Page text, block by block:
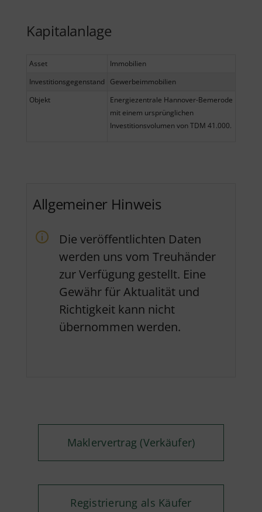
Kapitalanlage
Asset
Immobilien
Investitionsgegenstand
Gewerbeimmobilien
Objekt
Energiezentrale Hannover-Bemerode
mit einem ursprünglichen
Investitionsvolumen von TDM 41.000.
Allgemeiner Hinweis
Die veröffentlichten Daten
werden uns vom Treuhänder
zur Verfügung gestellt. Eine
Gewähr für Aktualität und
Richtigkeit kann nicht
übernommen werden.
Maklervertrag (Verkäufer)
Registrierung als Käufer